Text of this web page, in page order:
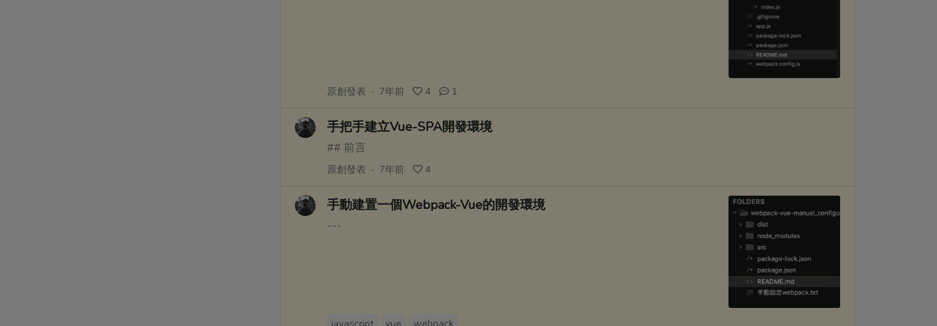
原創發表 · 7年前 4 1
手把手建立Vue-SPA開發環境
## 前言
原創發表 · 7年前 4
手動建置一個Webpack-Vue的開發環境
---